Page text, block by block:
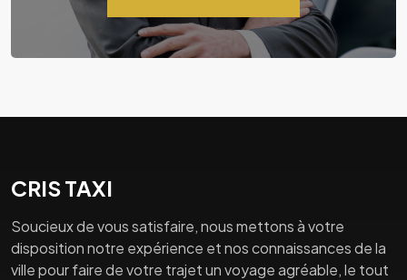
CRIS TAXI
Soucieux de vous satisfaire, nous mettons à votre
disposition notre expérience et nos connaissances de la
ville pour faire de votre trajet un voyage agréable, le tout